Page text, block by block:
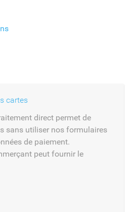
cartes
direct permet de
sans utiliser nos formulaires
de paiement.
peut fournir le